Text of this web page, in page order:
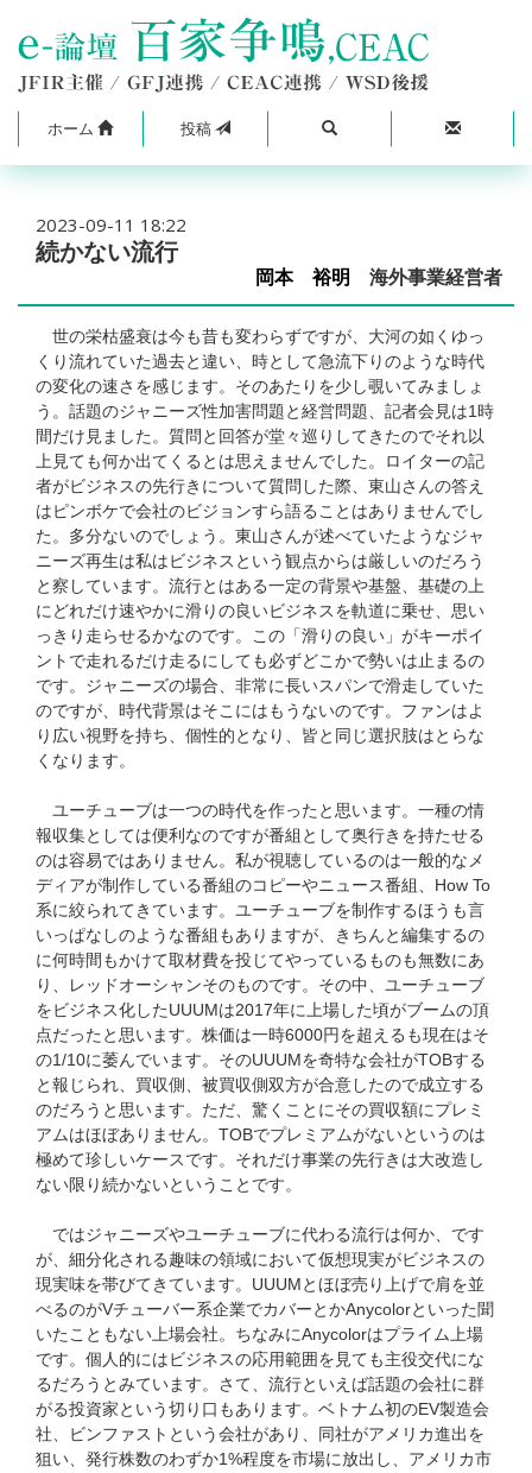
ホーム 投稿
2023-09-11 18:22
続かない流行
岡本 裕明 海外事業経営者
世の栄枯盛衰は今も昔も変わらずですが、大河の如くゆっ
くり流れていた過去と違い、時として急流下りのような時代
の変化の速さを感じます。そのあたりを少し覗いてみましょ
う。話題のジャニーズ性加害問題と経営問題、記者会見は1時
間だけ見ました。質問と回答が堂々巡りしてきたのでそれ以
上見ても何か出てくるとは思えませんでした。ロイターの記
者がビジネスの先行きについて質問した際、東山さんの答え
はピンボケで会社のビジョンすら語ることはありませんでし
た。多分ないのでしょう。東山さんが述べていたようなジャ
ニーズ再生は私はビジネスという観点からは厳しいのだろう
と察しています。流行とはある一定の背景や基盤、基礎の上
にどれだけ速やかに滑りの良いビジネスを軌道に乗せ、思い
っきり走らせるかなのです。この「滑りの良い」がキーポイ
ントで走れるだけ走るにしても必ずどこかで勢いは止まるの
です。ジャニーズの場合、非常に長いスパンで滑走していた
のですが、時代背景はそこにはもうないのです。ファンはよ
り広い視野を持ち、個性的となり、皆と同じ選択肢はとらな
くなります。
ユーチューブは一つの時代を作ったと思います。一種の情
報収集としては便利なのですが番組として奥行きを持たせる
のは容易ではありません。私が視聴しているのは一般的なメ
ディアが制作している番組のコピーやニュース番組、How To
系に絞られてきています。ユーチューブを制作するほうも言
いっぱなしのような番組もありますが、きちんと編集するの
に何時間もかけて取材費を投じてやっているものも無数にあ
り、レッドオーシャンそのものです。その中、ユーチューブ
をビジネス化したUUUMは2017年に上場した頃がブームの頂
点だったと思います。株価は一時6000円を超えるも現在はそ
の1/10に萎んでいます。そのUUUMを奇特な会社がTOBする
と報じられ、買収側、被買収側双方が合意したので成立する
のだろうと思います。ただ、驚くことにその買収額にプレミ
アムはほぼありません。TOBでプレミアムがないというのは
極めて珍しいケースです。それだけ事業の先行きは大改造し
ない限り続かないということです。
ではジャニーズやユーチューブに代わる流行は何か、です
が、細分化される趣味の領域において仮想現実がビジネスの
現実味を帯びてきています。UUUMとほぼ売り上げで肩を並
べるのがVチューバー系企業でカバーとかAnycolorといった聞
いたこともない上場会社。ちなみにAnycolorはプライム上場
です。個人的にはビジネスの応用範囲を見ても主役交代にな
るだろうとみています。さて、流行といえば話題の会社に群
がる投資家という切り口もあります。ベトナム初のEV製造会
社、ビンファストという会社があり、同社がアメリカ進出を
狙い、発行株数のわずか1%程度を市場に放出し、アメリカ市